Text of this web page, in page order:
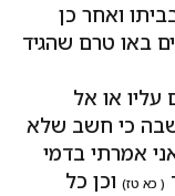
ואחר כן
באו טרם שהגיד
או אל
כי חשב שלא
אמרתי בדמי
( כא טז) וכן כל